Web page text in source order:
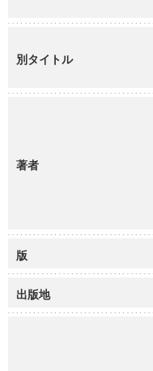
別タイトル
著者
版
出版地